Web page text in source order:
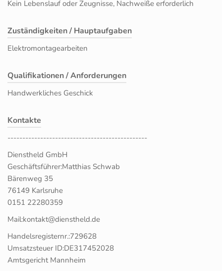
Kein Lebenslauf oder Zeugnisse, Nachweiße erforderlich
Zuständigkeiten / Hauptaufgaben
Elektromontagearbeiten
Qualifikationen / Anforderungen
Handwerkliches Geschick
Kontakte
-----------------------------------------------
Dienstheld GmbH
Geschäftsführer:Matthias Schwab
Bärenweg 35
76149 Karlsruhe
0151 22280359
Mail:kontakt@dienstheld.de
Handelsregisternr.:729628
Umsatzsteuer ID:DE317452028
Amtsgericht Mannheim